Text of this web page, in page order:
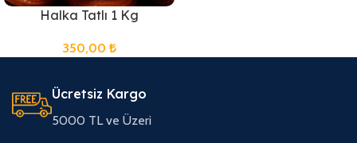
Halka Tatlı 1 Kg
350,00 ₺
Ücretsiz Kargo
5000 TL ve Üzeri